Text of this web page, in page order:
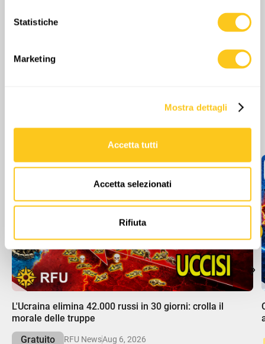
geografica, con un'approssimazione di qualche
Identificare il tuo dispositivo, scansionandolo
attivamente alla ricerca di caratteristiche specifiche
sezione dettagli. Puoi
Utilizziamo i cookie per personalizzare contenuti ed
analizzare il nostro traffico. Condividiamo inoltre
informazioni sul modo in cui utilizzi il nostro sito con i
nostri partner che si occupano di analisi dei dati web,
raccolto dal tuo utilizzo dei loro servizi.
Statistiche
Marketing
Mostra dettagli
Accetta tutti
Accetta selezionati
Rifiuta
Altri episodi
L'Ucraina elimina 42.000 russi in 30 giorni: crolla il
morale delle truppe
Gratuito
RFU NewsAug 6, 2026